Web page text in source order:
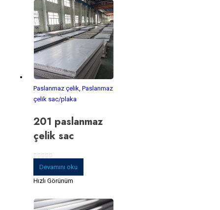
Paslanmaz çelik, Paslanmaz
çelik sac/plaka
201 paslanmaz
çelik sac
5 üzerinden
Devamını oku
Hızlı Görünüm